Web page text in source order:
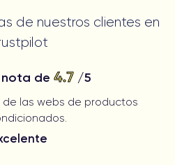
de nuestros clientes en
de 4.7/5
las webs de productos